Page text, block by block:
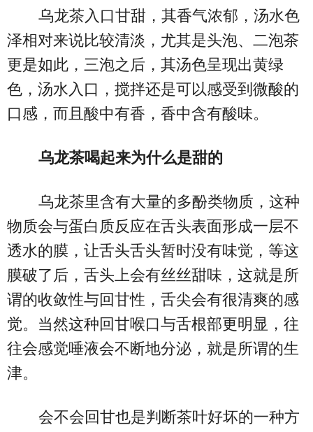
乌龙茶入口甘甜，其香气浓郁，汤水色
泽相对来说比较清淡，尤其是头泡、二泡茶
更是如此，三泡之后，其汤色呈现出黄绿
色，汤水入口，搅拌还是可以感受到微酸的
口感，而且酸中有香，香中含有酸味。
乌龙茶喝起来为什么是甜的
乌龙茶里含有大量的多酚类物质，这种
物质会与蛋白质反应在舌头表面形成一层不
透水的膜，让舌头舌头暂时没有味觉，等这
膜破了后，舌头上会有丝丝甜味，这就是所
谓的收敛性与回甘性，舌尖会有很清爽的感
觉。当然这种回甘喉口与舌根部更明显，往
往会感觉唾液会不断地分泌，就是所谓的生
津。
会不会回甘也是判断茶叶好坏的一种方